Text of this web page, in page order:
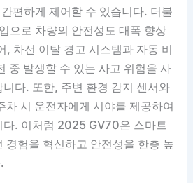
편하게 제어할 수 있습니다. 더불
으로 차량의 안전성도 대폭 향상
, 차선 이탈 경고 시스템과 자동 비
중 발생할 수 있는 사고 위험을 사
다. 또한, 주변 환경 감지 센서와
차 시 운전자에게 시야를 제공하여
다. 이처럼 2025 GV70은 스마트
경험을 혁신하고 안전성을 한층 높